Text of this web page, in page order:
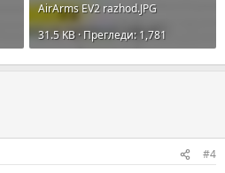
AirArms EV2 razhod.JPG
31.5 KB · Прегледи: 1,781
#4